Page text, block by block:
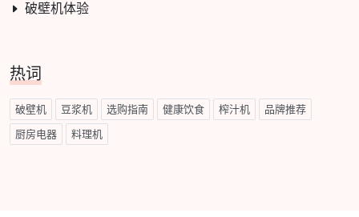
破壁机体验
热词
破壁机 豆浆机 选购指南 健康饮食 榨汁机 品牌推荐
厨房电器 料理机